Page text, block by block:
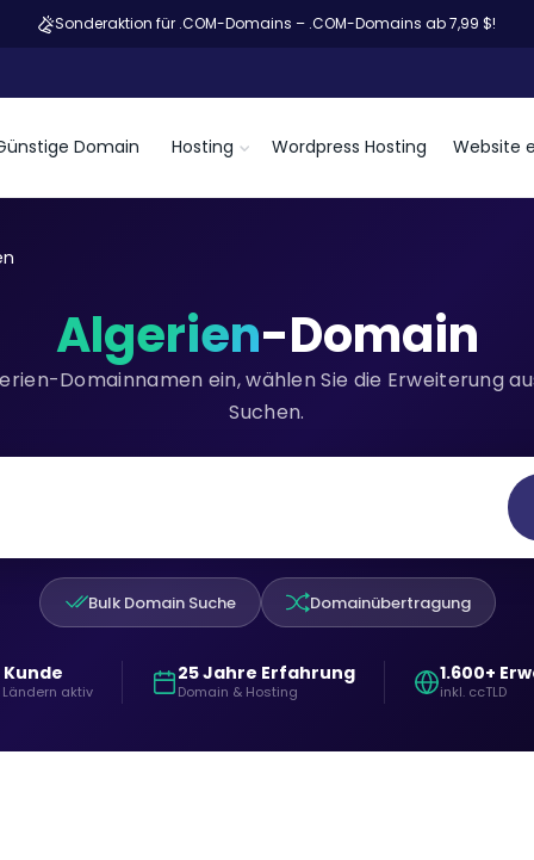
Sonderaktion für .COM-Domains – .COM-Domains ab 7,99 $!
Domain Hosting Wordpress Hosting Website
Algerien-Domain
Domainnamen ein, wählen Sie die Erweiterung
Suchen.
Bulk Domain Suche Domainübertragung
Kunde
aktiv
25 Jahre Erfahrung
Domain & Hosting
1.600+
inkl. ccTLD